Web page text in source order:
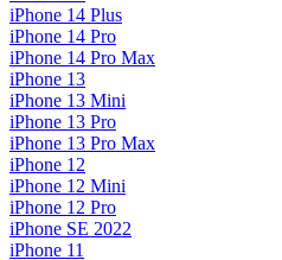
iPhone 14 Plus
iPhone 14 Pro
iPhone 14 Pro Max
iPhone 13
iPhone 13 Mini
iPhone 13 Pro
iPhone 13 Pro Max
iPhone 12
iPhone 12 Mini
iPhone 12 Pro
iPhone SE 2022
iPhone 11